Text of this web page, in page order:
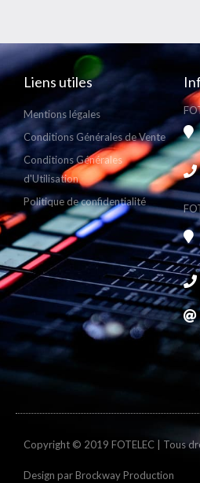
Liens utiles
Mentions légales
Conditions Générales de Vente
Conditions Générales
d'Utilisation
Politique de confidentialité
Copyright © 2019 FOTELEC | Tous
Design parBrockway Production